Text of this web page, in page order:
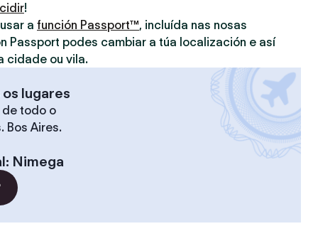
!
a función Passport™, incluída nas nosas
Passport podes cambiar a túa localización e así
cidade ou vila.
lugares
todo o
Bos Aires.
: Nimega